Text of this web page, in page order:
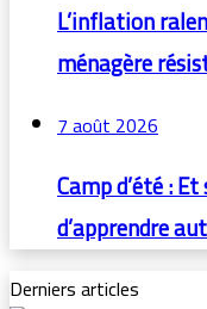
L’inflation
ménagère
7 août 2026
Camp d’été :
d’apprendre
Derniers articles